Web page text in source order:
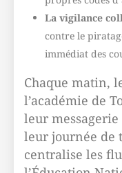
La vigilance
contre le
immédiat des
Chaque matin,
l’académie de
leur
leur journée de
centralise les